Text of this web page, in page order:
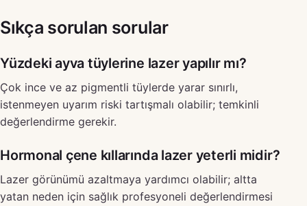
Sıkça sorulan sorular
Yüzdeki ayva tüylerine lazer yapılır mı?
Çok ince ve az pigmentli tüylerde yarar sınırlı,
istenmeyen uyarım riski tartışmalı olabilir; temkinli
değerlendirme gerekir.
Hormonal çene kıllarında lazer yeterli midir?
Lazer görünümü azaltmaya yardımcı olabilir; altta
yatan neden için sağlık profesyoneli değerlendirmesi